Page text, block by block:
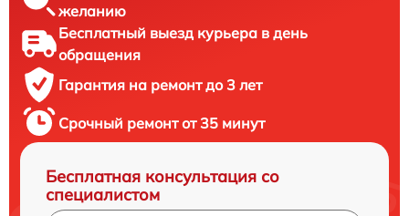
желанию
Бесплатный выезд курьера в день
обращения
Гарантия на ремонт до 3 лет
Срочный ремонт от 35 минут
Бесплатная консультация со
специалистом